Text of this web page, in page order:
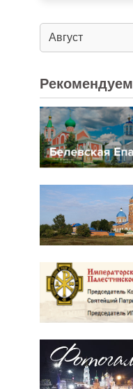
Рекомендуем